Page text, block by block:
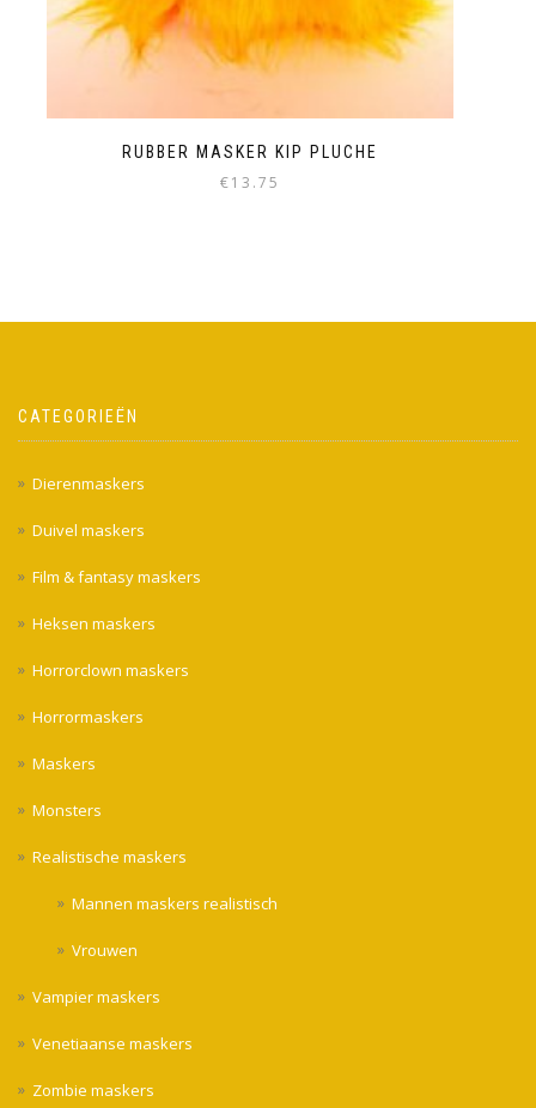
RUBBER MASKER KIP PLUCHE
€13.75
CATEGORIEËN
Dierenmaskers
Duivel maskers
Film & fantasy maskers
Heksen maskers
Horrorclown maskers
Horrormaskers
Maskers
Monsters
Realistische maskers
Mannen maskers realistisch
Vrouwen
Vampier maskers
Venetiaanse maskers
Zombie maskers